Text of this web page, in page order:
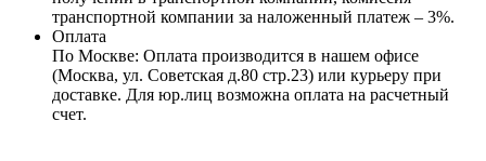
транспортной компании за наложенный платеж – 3%.
Оплата
По Москве: Оплата производится в нашем офисе
(Москва, ул. Советская д.80 стр.23) или курьеру при
доставке. Для юр.лиц возможна оплата на расчетный
счет.